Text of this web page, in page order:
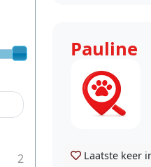
Pauline
Laatste keer
2